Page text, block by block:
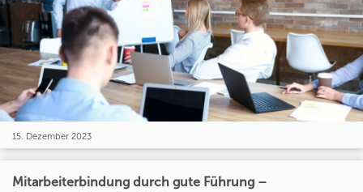
15. Dezember 2023
Mitarbeiterbindung durch gute Führung –